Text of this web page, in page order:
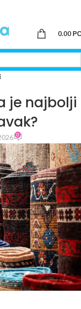
0.00
je najbolji
0